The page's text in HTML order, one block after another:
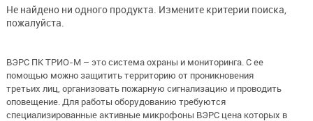
Не найдено ни одного продукта. Измените критерии поиска,
пожалуйста.
ВЭРС ПК ТРИО-М – это система охраны и мониторинга. С ее
помощью можно защитить территорию от проникновения
третьих лиц, организовать пожарную сигнализацию и проводить
оповещение. Для работы оборудованию требуются
специализированные активные микрофоны ВЭРС цена которых в